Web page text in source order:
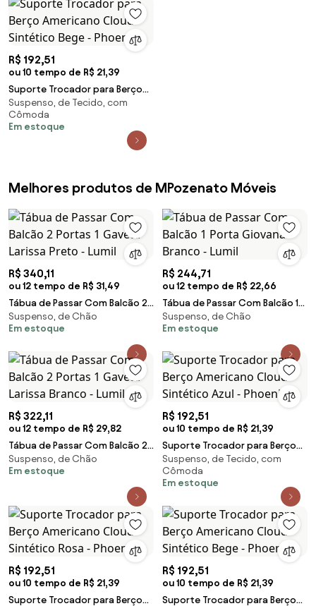
R$ 192,51
ou 10 tempo de R$ 21,39
Suporte Trocador para Berço
Americano Cloud Sintético
Bege - Phoenix
Suspenso, de Tecido, com
Cômoda
Em estoque
Melhores produtos de MPozenato Móveis
R$ 340,11
ou 12 tempo de R$ 31,49
Tábua de Passar Com Balcão 2
Portas 1 Gaveta Larissa Preto -
Lumil
Suspenso, de Chão
Em estoque
R$ 244,71
ou 12 tempo de R$ 22,66
Tábua de Passar Com Balcão 1
Porta Giovana Branco - Lumil
Suspenso, de Chão
Em estoque
R$ 322,11
ou 12 tempo de R$ 29,82
Tábua de Passar Com Balcão 2
Portas 1 Gaveta Larissa Branco -
Lumil
Suspenso, de Chão
Em estoque
R$ 192,51
ou 10 tempo de R$ 21,39
Suporte Trocador para Berço
Americano Cloud Sintético Azul
- Phoenix
Suspenso, de Tecido, com
Cômoda
Em estoque
R$ 192,51
ou 10 tempo de R$ 21,39
Suporte Trocador para Berço
R$ 192,51
ou 10 tempo de R$ 21,39
Suporte Trocador para Berço